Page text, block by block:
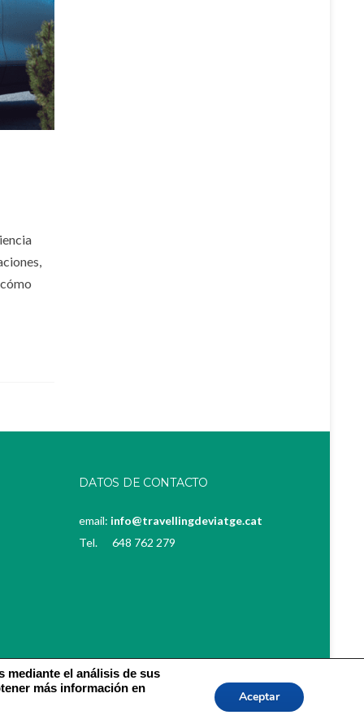
DATOS DE CONTACTO
email: info@travellingdeviatge.cat
Tel. 648 762 279
mediante el análisis de sus
más información en
Aceptar